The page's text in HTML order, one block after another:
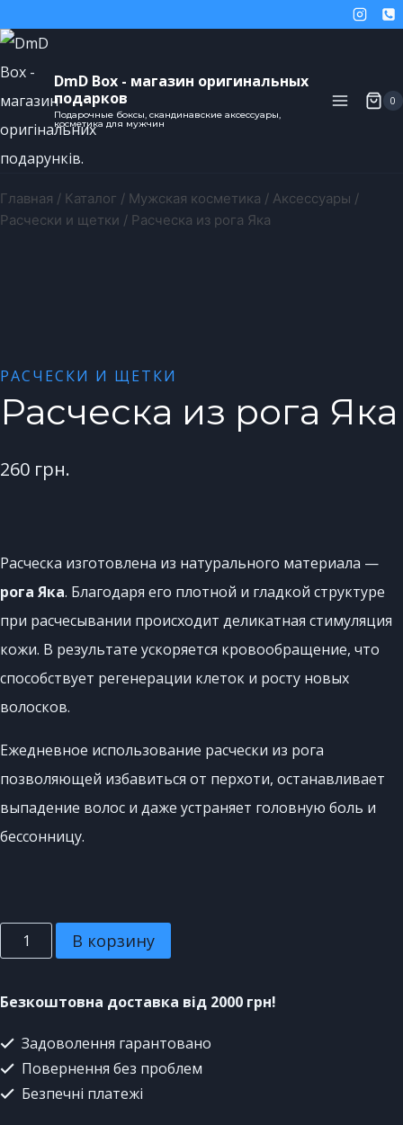
DmD Box - магазин оригинальных
подарков
Подарочные боксы, скандинавские аксессуары,
косметика для мужчин
0
Главная / Каталог / Мужская косметика / Аксессуары /
Расчески и щетки / Расческа из рога Яка
РАСЧЕСКИ И ЩЕТКИ
Расческа из рога Яка
260 грн.
Расческа изготовлена ​​из натурального материала —
рога Яка. Благодаря его плотной и гладкой структуре
при расчесывании происходит деликатная стимуляция
кожи. В результате ускоряется кровообращение, что
способствует регенерации клеток и росту новых
волосков.
Ежедневное использование расчески из рога
позволяющей избавиться от перхоти, останавливает
выпадение волос и даже устраняет головную боль и
бессонницу.
В корзину
Безкоштовна доставка від 2000 грн!
Задоволення гарантовано
Повернення без проблем
Безпечні платежі